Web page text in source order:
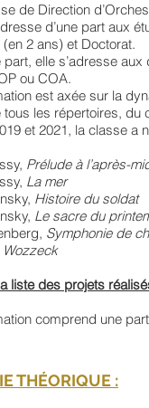
de Direction
d’une part aux
2 ans) et Doctorat.
part, elle s’adresse
ou COA.
est axée sur la
tous les répertoires, du
et 2021, la classe a
Prélude à l’après-
La mer
Histoire du soldat
Le sacre du
Symphonie de
Wozzeck
liste des projets
comprend une
THÉORIQUE :